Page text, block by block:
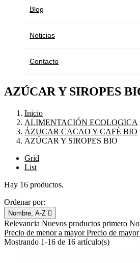
Blog
Noticias
Contacto
AZÚCAR Y SIROPES
Inicio
ALIMENTACIÓN ECOLOGICA
ÁZUCAR CACAO Y CAFÉ BIO
AZÚCAR Y SIROPES BIO
Grid
List
Hay 16 productos.
Ordenar por:
Nombre, A-Z 
Relevancia Nuevos productos primero
Precio de menor a mayorPrecio de
Mostrando 1-16 de 16 artículo(s)